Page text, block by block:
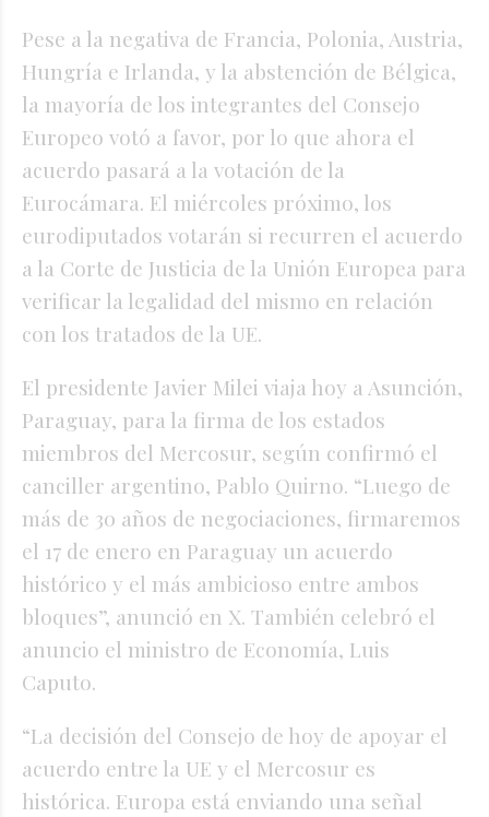
Pese a la negativa de Francia, Polonia, Austria,
Hungría e Irlanda, y la abstención de Bélgica,
la mayoría de los integrantes del Consejo
Europeo votó a favor, por lo que ahora el
acuerdo pasará a la votación de la
Eurocámara. El miércoles próximo, los
eurodiputados votarán si recurren el acuerdo
a la Corte de Justicia de la Unión Europea para
verificar la legalidad del mismo en relación
con los tratados de la UE.
El presidente Javier Milei viaja hoy a Asunción,
Paraguay, para la firma de los estados
miembros del Mercosur, según confirmó el
canciller argentino, Pablo Quirno. “Luego de
más de 30 años de negociaciones, firmaremos
el 17 de enero en Paraguay un acuerdo
histórico y el más ambicioso entre ambos
bloques”, anunció en X. También celebró el
anuncio el ministro de Economía, Luis
Caputo.
“La decisión del Consejo de hoy de apoyar el
acuerdo entre la UE y el Mercosur es
histórica. Europa está enviando una señal